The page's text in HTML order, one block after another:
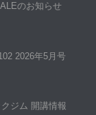
のお知らせ
2026年5月号
ジム 開講情報